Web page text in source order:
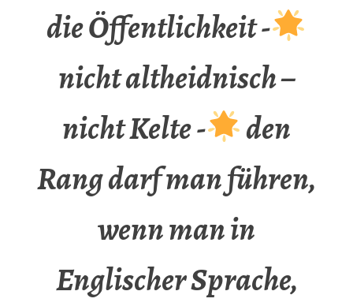
die Öffentlichkeit -
nicht altheidnisch –
nicht Kelte -
den
Rang darf man führen,
wenn man in
Englischer Sprache,